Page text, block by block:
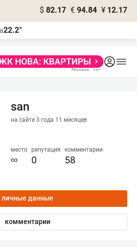
$ 82.17 € 94.84 ¥ 12.17
22.2°
san
на сайте 3 года 11 месяцев
место
∞
репутация
0
комментарии
58
личные данные
комментарии